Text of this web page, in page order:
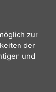
zur
der
und